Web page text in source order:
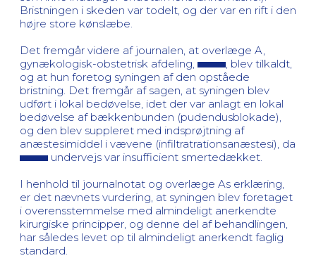
Bristningen i skeden var todelt, og der var en rift i den
højre store kønslæbe.
Det fremgår videre af journalen, at overlæge A,
gynækologisk-obstetrisk afdeling,
, blev tilkaldt,
og at hun foretog syningen af den opståede
bristning. Det fremgår af sagen, at syningen blev
udført i lokal bedøvelse, idet der var anlagt en lokal
bedøvelse af bækkenbunden (pudendusblokade),
og den blev suppleret med indsprøjtning af
anæstesimiddel i vævene (infiltratrationsanæstesi), da
undervejs var insufficient smertedækket.
I henhold til journalnotat og overlæge As erklæring,
er det nævnets vurdering, at syningen blev foretaget
i overensstemmelse med almindeligt anerkendte
kirurgiske principper, og denne del af behandlingen,
har således levet op til almindeligt anerkendt faglig
standard.